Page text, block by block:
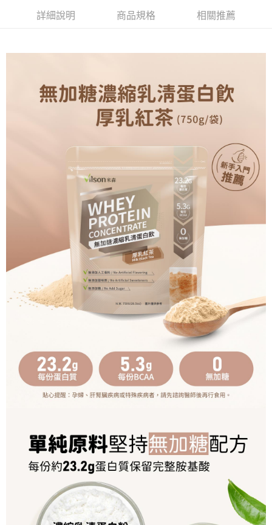
恩沛科技股份有限公司將有權停止該用戶之使用額度並採取法律行動。
詳細說明 商品規格 相關推薦